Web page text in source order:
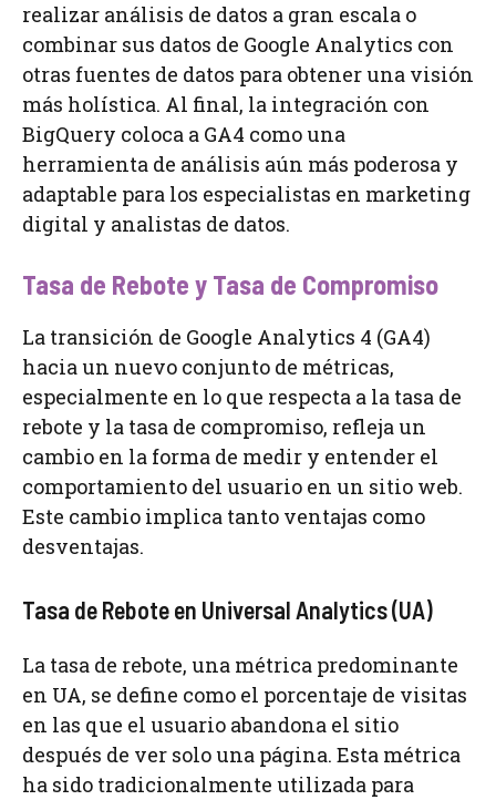
realizar análisis de datos a gran escala o
combinar sus datos de Google Analytics con
otras fuentes de datos para obtener una visión
más holística. Al final, la integración con
BigQuery coloca a GA4 como una
herramienta de análisis aún más poderosa y
adaptable para los especialistas en marketing
digital y analistas de datos.
Tasa de Rebote y Tasa de Compromiso
La transición de Google Analytics 4 (GA4)
hacia un nuevo conjunto de métricas,
especialmente en lo que respecta a la tasa de
rebote y la tasa de compromiso, refleja un
cambio en la forma de medir y entender el
comportamiento del usuario en un sitio web.
Este cambio implica tanto ventajas como
desventajas.
Tasa de Rebote en Universal Analytics (UA)
La tasa de rebote, una métrica predominante
en UA, se define como el porcentaje de visitas
en las que el usuario abandona el sitio
después de ver solo una página. Esta métrica
ha sido tradicionalmente utilizada para